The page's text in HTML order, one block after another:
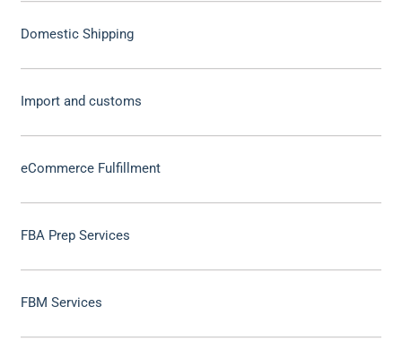
Domestic Shipping
Import and customs
eCommerce Fulfillment
FBA Prep Services
FBM Services